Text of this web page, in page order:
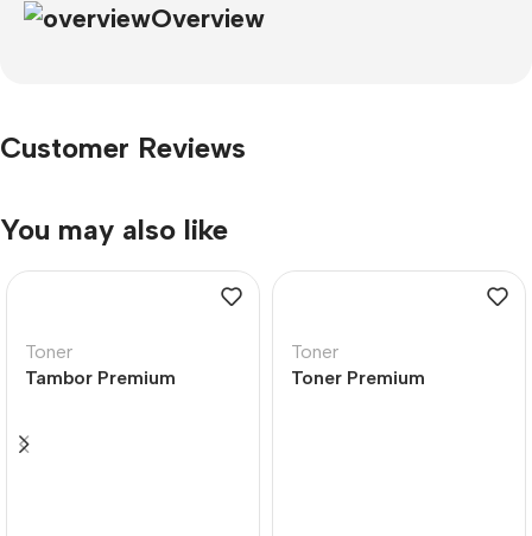
Overview
Customer Reviews
You may also like
Toner
Tambor Premium
Toner
Toner Premium